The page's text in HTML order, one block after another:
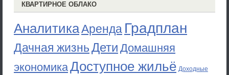
КВАРТИРНОЕ ОБЛАКО
АналитикаАренда Градплан
Дачная жизньДети Домашняя
экономикаДоступное жильё Доходные